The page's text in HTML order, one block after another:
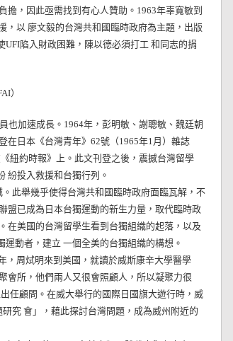
，因此亟需找到有心人贊助。1963年辜寬敏到
，以 廖文毅的台灣共和國臨時政府為主題，出版
陷入財政困難，陳以德必須打工 和同志的捐
）
加速成長。1964年，彭明敏、謝聰敏、魏廷朝
在日本《台灣青年》62號（1965年1月）雜誌
紐約時報》上。此文刊登之後，震撼台灣留學
紛投入救援和台獨行列。
此舉幾乎使得台灣共和國臨時政府面臨瓦解，不
盟已成為日本台獨運動的新生力量，取代臨時政
在美國的台灣留學生看到台獨組織的起落，以及
動者，建立 一個全美的台獨組織的構想。
周烒明來到美國，就讀於威斯康辛大學醫學
會所，他們兩人又很會照顧人，所以凝聚力很
任顧問。在威大舉行的國際日國旗大遊行時，威
究 會」，藉此探討台灣問題，成為威州附近的